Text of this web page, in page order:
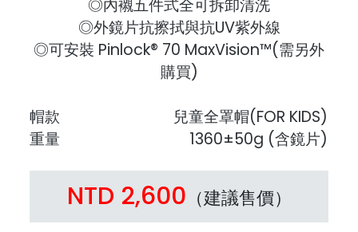
◎內襯五件式全可拆卸清洗
◎外鏡片抗擦拭與抗UV紫外線
◎可安裝 Pinlock® 70 MaxVision™(需另外
購買)
帽款
兒童全罩帽(FOR KIDS)
重量
1360±50g (含鏡片)
NTD 2,600 （建議售價）